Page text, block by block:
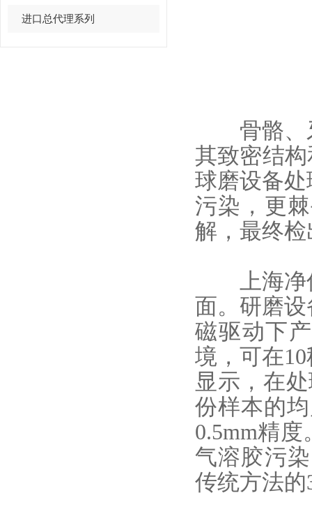
进口总代理系列
骨骼、牙
其致密结
球磨设备
污染，更
解，最终
上海净信
面。研磨
磁驱动下
境，可在
显示，在
份样本的
0.5mm精
气溶胶污
传统方法的